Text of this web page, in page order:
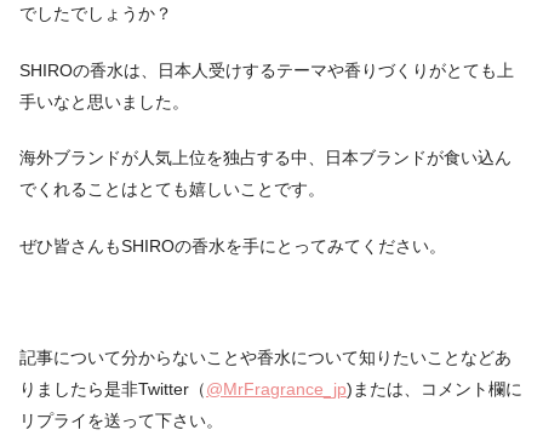
でしたでしょうか？
SHIROの香水は、日本人受けするテーマや香りづくりがとても上
手いなと思いました。
海外ブランドが人気上位を独占する中、日本ブランドが食い込ん
でくれることはとても嬉しいことです。
ぜひ皆さんもSHIROの香水を手にとってみてください。
記事について分からないことや香水について知りたいことなどあ
りましたら是非Twitter（ @MrFragrance_jp)または、コメント欄に
リプライを送って下さい。